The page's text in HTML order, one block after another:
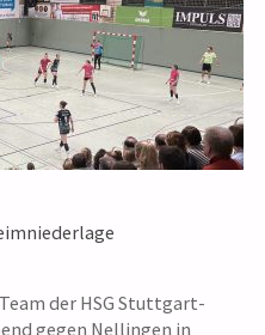
der HSG Stuttgart-
gegen Nellingen in